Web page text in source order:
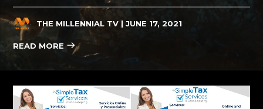
THE MILLENNIAL TV | JUNE 17, 2021
READ MORE